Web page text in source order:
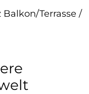
Terrasse /